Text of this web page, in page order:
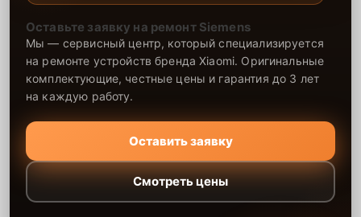
Оставьте заявку на ремонт Siemens
Мы — сервисный центр, который специализируется
на ремонте устройств бренда Xiaomi. Оригинальные
комплектующие, честные цены и гарантия до 3 лет
на каждую работу.
Оставить заявку
Смотреть цены